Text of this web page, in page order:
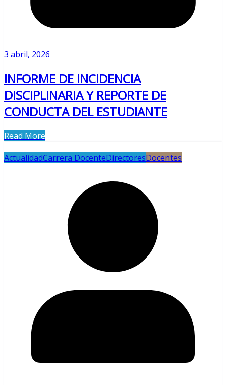
3 abril, 2026
INFORME DE INCIDENCIA
DISCIPLINARIA Y REPORTE DE
CONDUCTA DEL ESTUDIANTE
Read More
ActualidadCarrera DocenteDirectoresDocentes